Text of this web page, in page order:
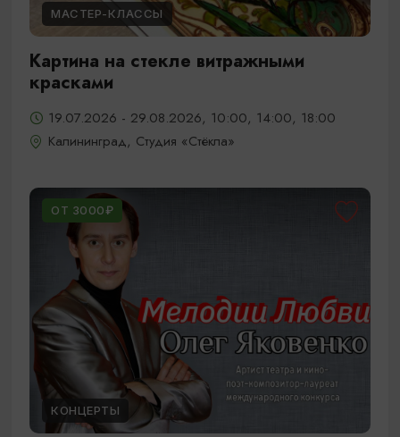
МАСТЕР-КЛАССЫ
Картина на стекле витражными
красками
19.07.2026 - 29.08.2026, 10:00, 14:00, 18:00
Калининград, Студия «Стёкла»
ОТ 3000₽
КОНЦЕРТЫ